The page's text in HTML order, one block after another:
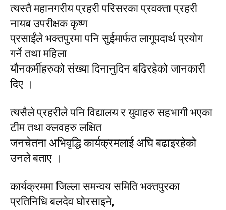
त्यस्तै महानगरीय प्रहरी परिसरका प्रवक्ता प्रहरी
नायब उपरीक्षक कृष्ण
प्रसाईंले भक्तपुरमा पनि सुईमार्फत लागूपदार्थ प्रयोग
गर्ने तथा महिला
यौनकर्मीहरुको संख्या दिनानुदिन बढिरहेको जानकारी
दिए ।
त्यसैले प्रहरीले पनि विद्यालय र युवाहरु सहभागी भएका
टीम तथा क्लवहरु लक्षित
जनचेतना अभिवृद्धि कार्यक्रमलाई अघि बढाइरहेको
उनले बताए ।
कार्यक्रममा जिल्ला समन्वय समिति भक्तपुरका
प्रतिनिधि बलदेव घोरसाइने,